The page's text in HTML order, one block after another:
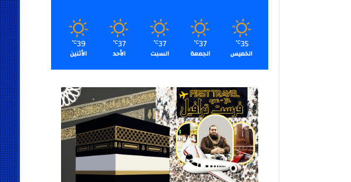
35
℃
الخميس
37
℃
الجمعة
37
℃
السبت
37
℃
الأحد
39
℃
الأثنين